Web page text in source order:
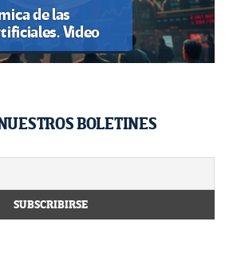
de las
Video
BOLETINES